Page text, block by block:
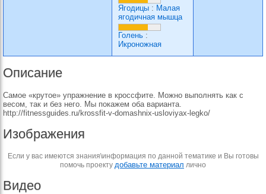
Ягодицы : Малая
ягодичная мышца
Голень :
Икроножная
Описание
Самое «крутое» упражнение в кроссфите. Можно выполнять как с
весом, так и без него. Мы покажем оба варианта.
http://fitnessguides.ru/krossfit-v-domashnix-usloviyax-legko/
Изображения
Если у вас имеются знания\информация по данной тематике и Вы готовы
помочь проекту добавьте материал лично
Видео